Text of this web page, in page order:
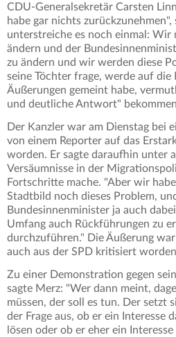
CDU-Generalsekretär Carsten
habe gar nichts
unterstreiche es noch einmal: Wir
ändern und der
zu ändern und wir werden diese
seine Töchter frage, werde auf die
Äußerungen gemeint habe,
und deutliche Antwort"
Der Kanzler war am Dienstag bei
von einem Reporter auf das
worden. Er sagte daraufhin unter
Versäumnisse in der
Fortschritte mache. "Aber wir
Stadtbild noch dieses Problem,
Bundesinnenminister ja auch
Umfang auch Rückführungen zu
durchzuführen." Die Äußerung
auch aus der SPD kritisiert
Zu einer Demonstration gegen
sagte Merz: "Wer dann meint,
müssen, der soll es tun. Der setzt
der Frage aus, ob er ein Interesse
lösen oder ob er eher ein